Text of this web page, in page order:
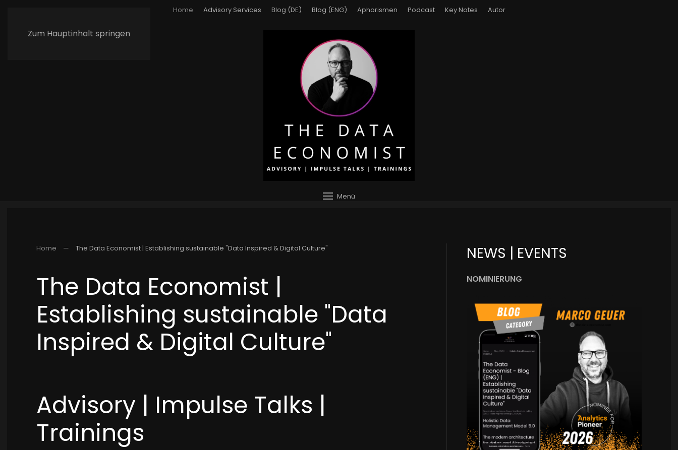
Zum Hauptinhalt springen
Home Advisory Services Blog (DE) Blog (ENG) Aphorismen Podcast Key Notes Autor
Menü
Home The Data Economist | Establishing sustainable "Data Inspired & Digital Culture"
The Data Economist |
Establishing sustainable "Data
Inspired & Digital Culture"
Advisory | Impulse Talks |
Trainings
NEWS | EVENTS
NOMINIERUNG